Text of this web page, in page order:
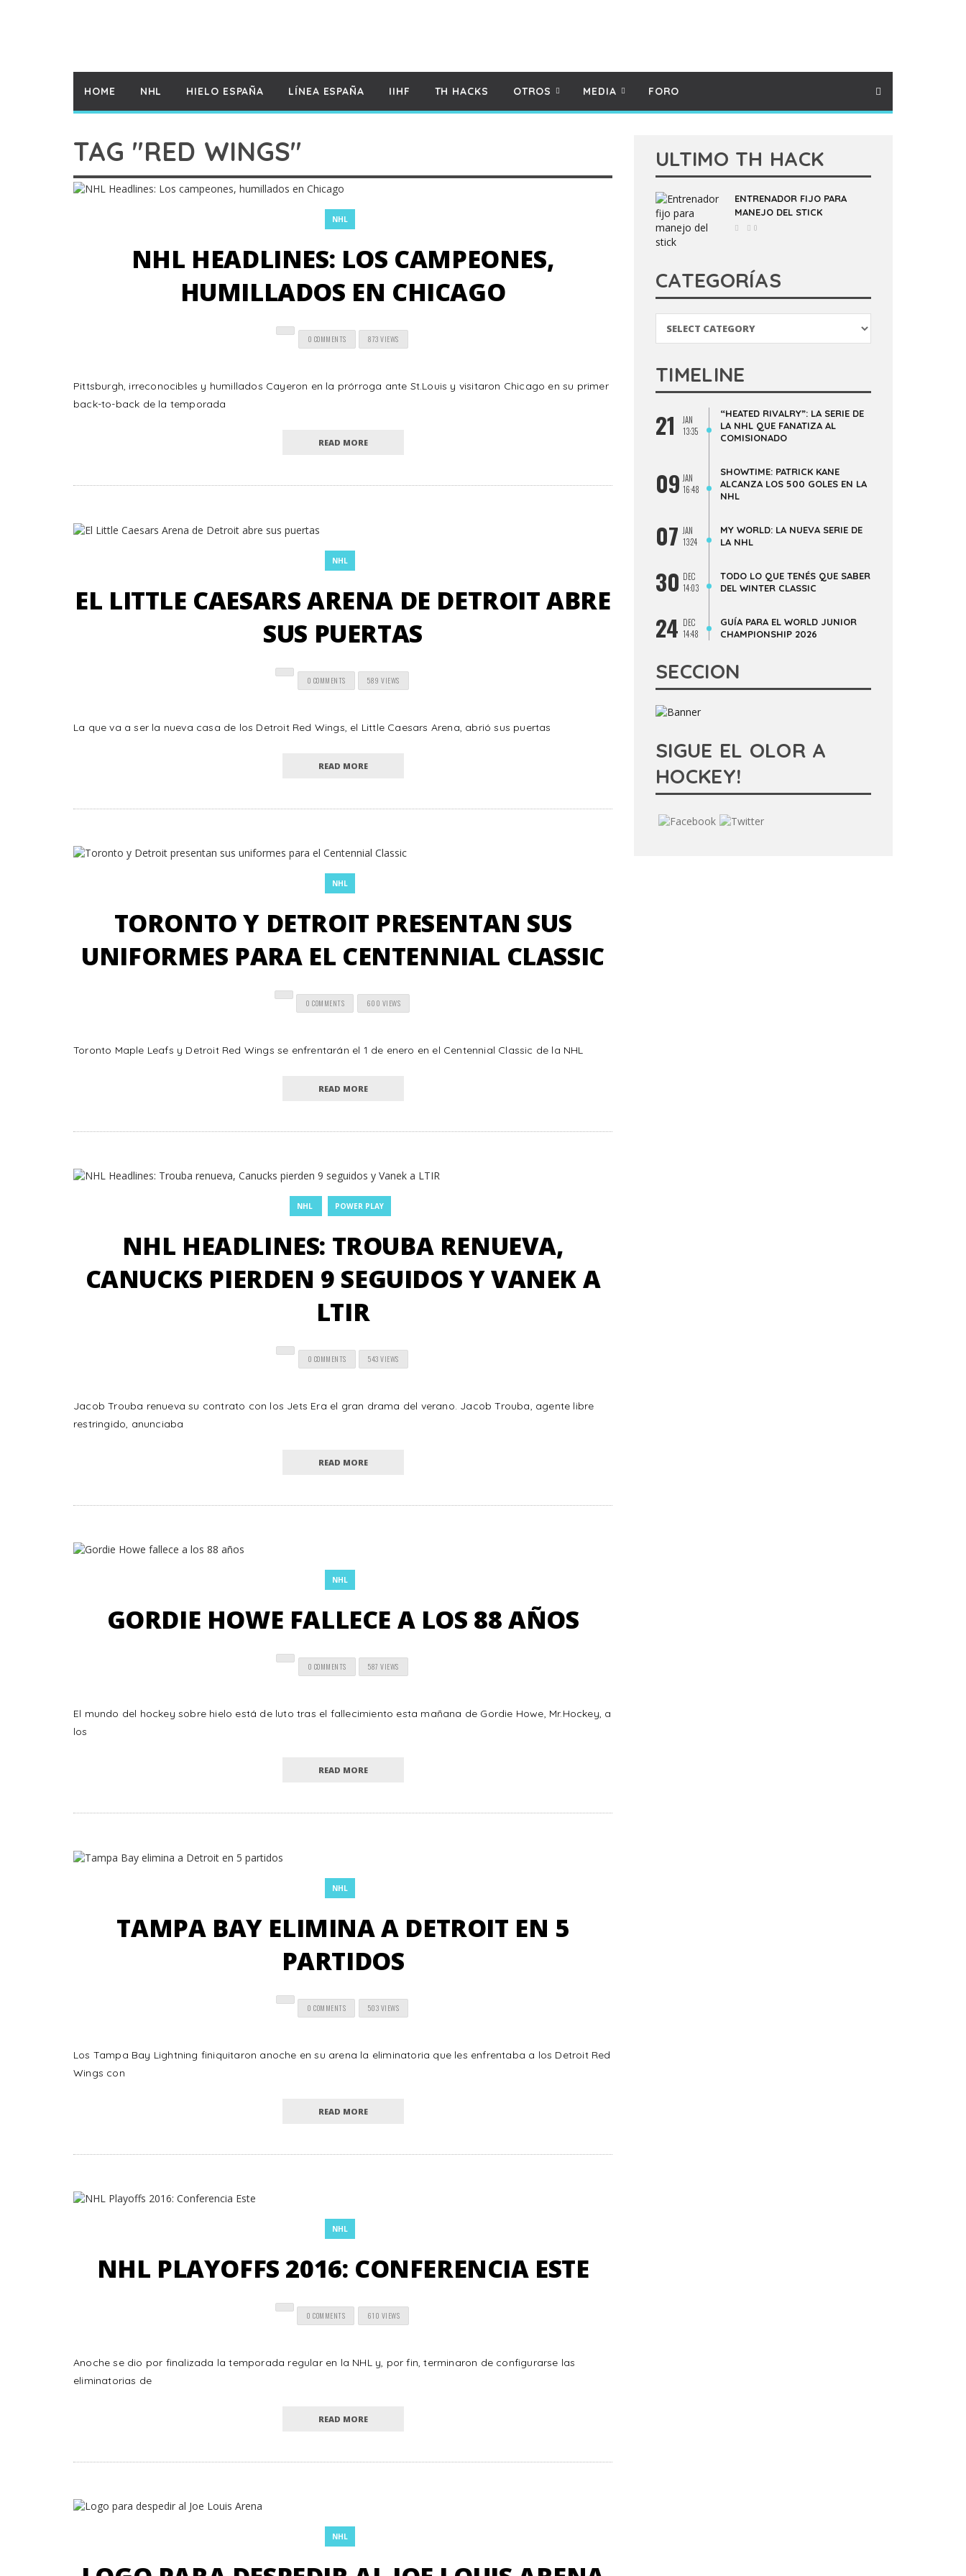
HOME NHL HIELO ESPAÑA LÍNEA ESPAÑA IIHF TH HACKS OTROS MEDIA FORO
TAG "RED WINGS"
NHL
NHL HEADLINES: LOS CAMPEONES,
HUMILLADOS EN CHICAGO
0 COMMENTS 873 VIEWS
Pittsburgh, irreconocibles y humillados Cayeron en la prórroga ante St.Louis y visitaron Chicago en su primer
back-to-back de la temporada
READ MORE
NHL
EL LITTLE CAESARS ARENA DE DETROIT ABRE
SUS PUERTAS
0 COMMENTS 589 VIEWS
La que va a ser la nueva casa de los Detroit Red Wings, el Little Caesars Arena, abrió sus puertas
READ MORE
NHL
TORONTO Y DETROIT PRESENTAN SUS
UNIFORMES PARA EL CENTENNIAL CLASSIC
0 COMMENTS 600 VIEWS
Toronto Maple Leafs y Detroit Red Wings se enfrentarán el 1 de enero en el Centennial Classic de la NHL
READ MORE
NHL POWER PLAY
NHL HEADLINES: TROUBA RENUEVA,
CANUCKS PIERDEN 9 SEGUIDOS Y VANEK A
LTIR
0 COMMENTS 543 VIEWS
Jacob Trouba renueva su contrato con los Jets Era el gran drama del verano. Jacob Trouba, agente libre
restringido, anunciaba
READ MORE
NHL
GORDIE HOWE FALLECE A LOS 88 AÑOS
0 COMMENTS 587 VIEWS
El mundo del hockey sobre hielo está de luto tras el fallecimiento esta mañana de Gordie Howe, Mr.Hockey, a
los
READ MORE
NHL
TAMPA BAY ELIMINA A DETROIT EN 5
PARTIDOS
0 COMMENTS 503 VIEWS
Los Tampa Bay Lightning finiquitaron anoche en su arena la eliminatoria que les enfrentaba a los Detroit Red
Wings con
READ MORE
NHL
NHL PLAYOFFS 2016: CONFERENCIA ESTE
0 COMMENTS 610 VIEWS
Anoche se dio por finalizada la temporada regular en la NHL y, por fin, terminaron de configurarse las
eliminatorias de
READ MORE
NHL
ULTIMO TH HACK
ENTRENADOR FIJO PARA
MANEJO DEL STICK
0
CATEGORÍAS
TIMELINE
21
JAN
13:35
“HEATED RIVALRY”: LA SERIE DE
LA NHL QUE FANATIZA AL
COMISIONADO
09 JAN
16:48
SHOWTIME: PATRICK KANE
ALCANZA LOS 500 GOLES EN LA
NHL
07 JAN
13:24
MY WORLD: LA NUEVA SERIE DE
LA NHL
30 DEC
14:03
TODO LO QUE TENÉS QUE SABER
DEL WINTER CLASSIC
24 DEC
14:48
GUÍA PARA EL WORLD JUNIOR
CHAMPIONSHIP 2026
SECCION
SIGUE EL OLOR A
HOCKEY!